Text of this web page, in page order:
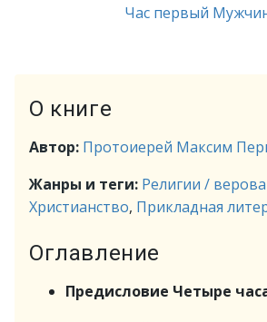
Час первый
О книге
Автор: Протоиерей Максим
Жанры и теги: Религии /
Христианство, Прикладная
Оглавление
Предисловие Четыре